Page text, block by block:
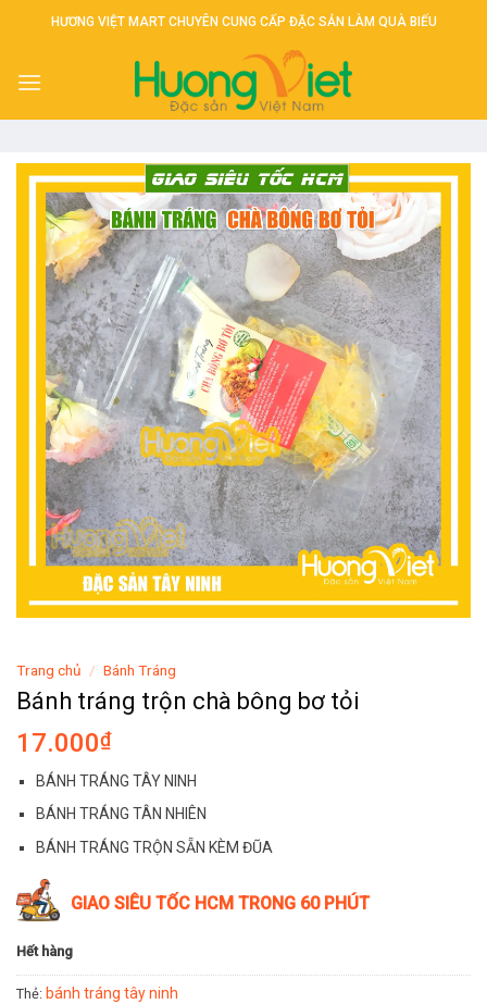
HƯƠNG VIỆT MART CHUYÊN CUNG CẤP ĐẶC SẢN LÀM QUÀ BIẾU
Trang chủ / Bánh Tráng
Bánh tráng trộn chà bông bơ tỏi
17.000₫
BÁNH TRÁNG TÂY NINH
BÁNH TRÁNG TÂN NHIÊN
BÁNH TRÁNG TRỘN SẴN KÈM ĐŨA
GIAO SIÊU TỐC HCM TRONG 60 PHÚT
Hết hàng
Thẻ: bánh tráng tây ninh